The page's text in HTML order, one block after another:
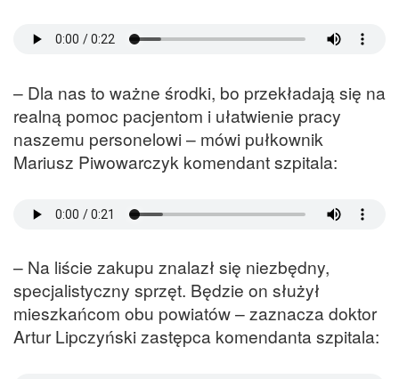
– Dla nas to ważne środki, bo przekładają się na
realną pomoc pacjentom i ułatwienie pracy
naszemu personelowi – mówi pułkownik
Mariusz Piwowarczyk komendant szpitala:
– Na liście zakupu znalazł się niezbędny,
specjalistyczny sprzęt. Będzie on służył
mieszkańcom obu powiatów – zaznacza doktor
Artur Lipczyński zastępca komendanta szpitala: